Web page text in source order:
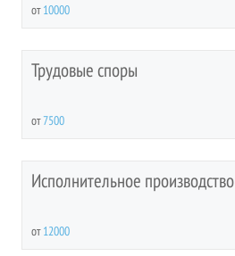
от10000
Трудовые споры
от7500
Исполнительное производство
от12000